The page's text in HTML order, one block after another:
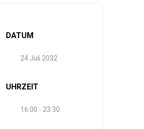
DATUM
24 Juli 2032
UHRZEIT
16:00 - 23:30